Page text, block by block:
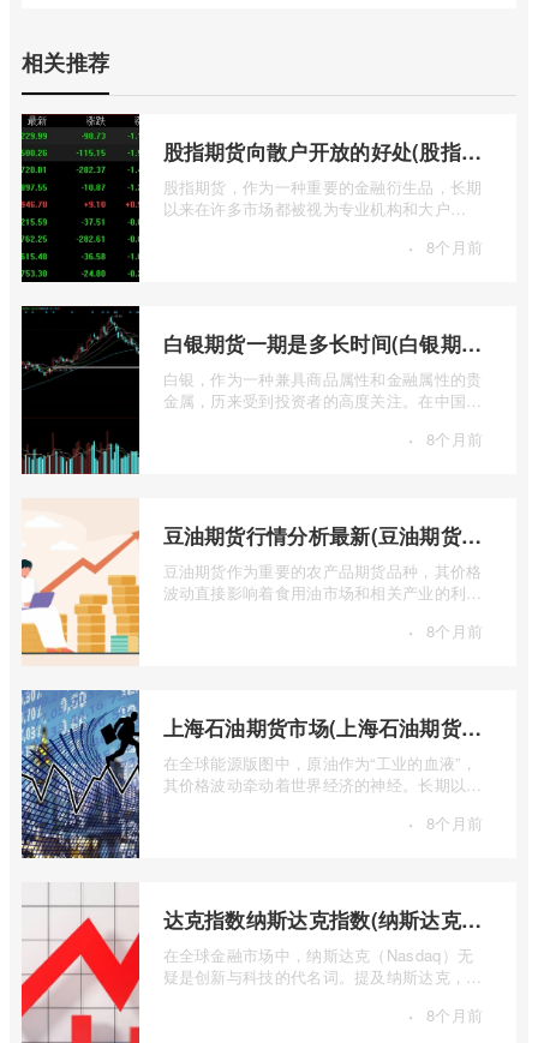
相关推荐
股指期货向散户开放的好处(股指期货对利空信息更加敏感吗)
股指期货，作为一种重要的金融衍生品，长期
以来在许多市场都被视为专业机构和大户
· 8个月前
白银期货一期是多长时间(白银期货涨幅一天最高多少)
白银，作为一种兼具商品属性和金融属性的贵
金属，历来受到投资者的高度关注。在中国市
· 8个月前
豆油期货行情分析最新(豆油期货行情实时行情)
豆油期货作为重要的农产品期货品种，其价格
波动直接影响着食用油市场和相关产业的利
· 8个月前
上海石油期货市场(上海石油期货市场行情)
在全球能源版图中，原油作为“工业的血液”，
其价格波动牵动着世界经济的神经。长期以
· 8个月前
达克指数纳斯达克指数(纳斯达克指数与纳斯达克100的区别)
在全球金融市场中，纳斯达克（Nasdaq）无
疑是创新与科技的代名词。提及纳斯达克，人
· 8个月前